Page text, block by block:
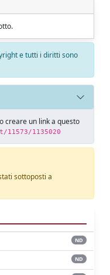
e tutti i diritti sono
creare un link a questo
1135020
sottoposti a
ND
ND